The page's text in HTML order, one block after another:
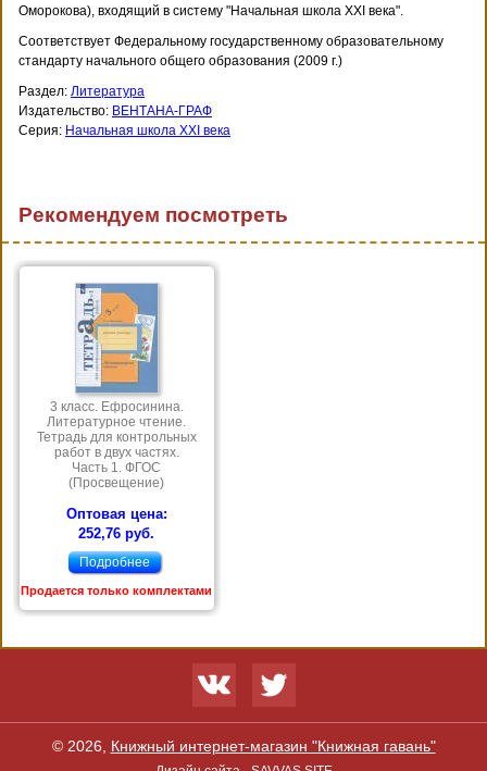
Оморокова), входящий в систему "Начальная школа XXI века".
Соответствует Федеральному государственному образовательному
стандарту начального общего образования (2009 г.)
Раздел: Литература
Издательство: ВЕНТАНА-ГРАФ
Серия: Начальная школа XXI века
Рекомендуем посмотреть
3 класс. Ефросинина.
Литературное чтение.
Тетрадь для контрольных
работ в двух частях.
Часть 1. ФГОС
(Просвещение)
Оптовая цена:
252,76 руб.
Подробнее
Продается только комплектами
© 2026, Книжный интернет-магазин "Книжная гавань"